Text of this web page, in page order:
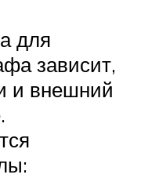
для
зависит,
и внешний